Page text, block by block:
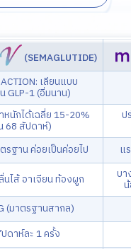
(SEMAGLUTIDE)
เลียนแบบ
GLP-1 (อิ่มนาน)
นักได้เฉลี่ย 15-20%
68 สัปดาห์)
ป
รฐาน ค่อยเป็นค่อยไป แ
นไส้ อาเจียน ท้องผูก บา
(มาตรฐานสากล)
ดาห์ละ 1 ครั้ง